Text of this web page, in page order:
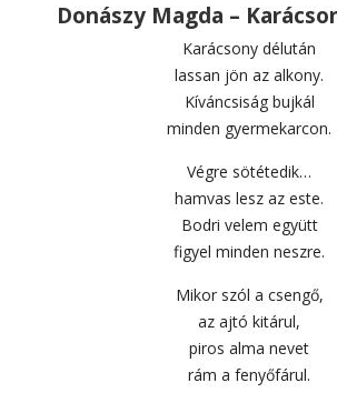
Donászy Magda –
Karácsony délután
lassan jön az alkony.
Kíváncsiság bujkál
minden gyermekarcon.
Végre sötétedik…
hamvas lesz az este.
Bodri velem együtt
figyel minden neszre.
Mikor szól a csengő,
az ajtó kitárul,
piros alma nevet
rám a fenyőfárul.